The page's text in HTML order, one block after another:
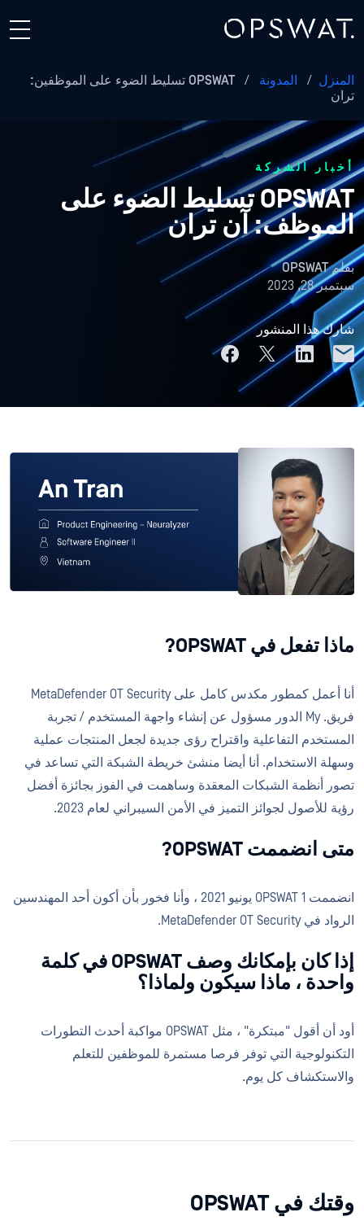
المنزل / المدونة /
OPSWAT تسليط الضوء على الموظفين:
تران
أخبار الشركة
OPSWAT تسليط الضوء على
الموظف: آن تران
بقلمOPSWAT
سبتمبر 28, 2023
شارك هذا المنشور
ماذا تفعل في OPSWAT?
أنا أعمل كمطور مكدس كامل على MetaDefender OT Security
فريق. My الدور مسؤول عن إنشاء واجهة المستخدم / تجربة
المستخدم التفاعلية واقتراح رؤى جديدة لجعل المنتجات عملية
وسهلة الاستخدام. أنا أيضا منشئ خريطة الشبكة التي تساعد في
تصور أنظمة الشبكات المعقدة وساهمت في الفوز بجائزة أفضل
رؤية للأصول لجوائز التميز في الأمن السيبراني لعام 2023.
متى انضممت OPSWAT?
انضممت OPSWAT 1 يونيو 2021 ، وأنا فخور بأن أكون أحد المهندسين
الرواد في MetaDefender OT Security.
إذا كان بإمكانك وصف OPSWAT في كلمة
واحدة ، ماذا سيكون ولماذا؟
أود أن أقول "مبتكرة" ، مثل OPSWAT مواكبة أحدث التطورات
التكنولوجية التي توفر فرصا مستمرة للموظفين للتعلم
والاستكشاف كل يوم.
وقتك في OPSWAT